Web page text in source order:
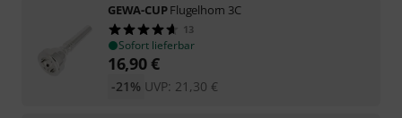
GEWA-CUPFlugelhorn 3C
13
Sofort lieferbar
16,90€
UVP: 21,30 €
-21%